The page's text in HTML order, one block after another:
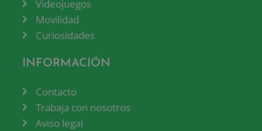
Videojuegos
Movilidad
Curiosidades
INFORMACIÓN
Contacto
Trabaja con nosotros
Aviso legal